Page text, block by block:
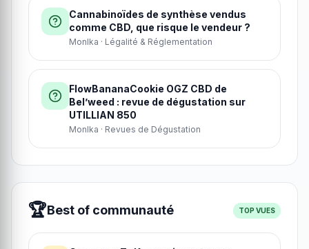
Cannabinoïdes de synthèse vendus
comme CBD, que risque le vendeur ?
MonIka · Légalité & Réglementation
FlowBananaCookie OGZ CBD de
Bel’weed : revue de dégustation sur
UTILLIAN 850
MonIka · Revues de Dégustation
🏆Best of communauté TOP VUES